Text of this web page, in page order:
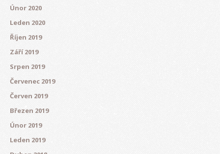
Únor 2020
Leden 2020
Říjen 2019
Září 2019
Srpen 2019
Červenec 2019
Červen 2019
Březen 2019
Únor 2019
Leden 2019